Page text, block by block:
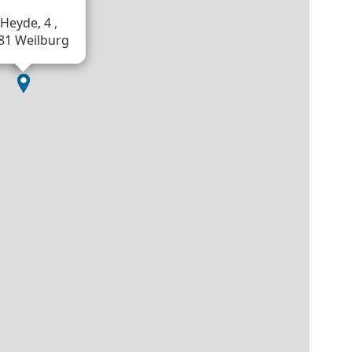
4 ,
Weilburg